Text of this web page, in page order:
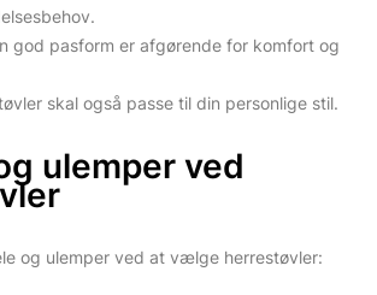
god pasform er afgørende for komfort og
skal også passe til din personlige stil.
ulemper ved
og ulemper ved at vælge herrestøvler: